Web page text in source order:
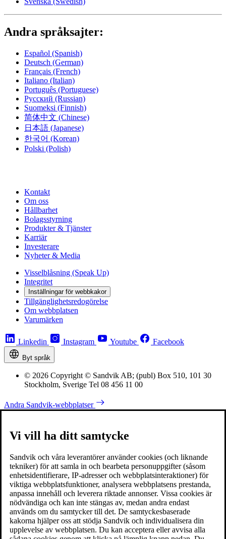
Andra språksajter:
Español (Spanish)
Deutsch (German)
Français (French)
Italiano (Italian)
Português (Portuguese)
Русский (Russian)
Suomeksi (Finnish)
简体中文 (Chinese)
日本語 (Japanese)
한국어 (Korean)
Polski (Polish)
Kontakt
Om oss
Hållbarhet
Bolagsstyrning
Produkter & Tjänster
Karriär
Investerare
Nyheter & Media
Visselblåsning (Speak Up)
Integritet
Inställningar för webbkakor
Tillgänglighetsredogörelse
Om webbplatsen
Varumärken
Linkedin Instagram Youtube Facebook
Byt språk
© 2026 Copyright © Sandvik AB; (publ) Box 510, 101 30
Stockholm, Sverige Tel 08 456 11 00
Andra Sandvik-webbplatser
Vi vill ha ditt samtycke
Sandvik och våra leverantörer använder cookies (och liknande
tekniker) för att samla in och bearbeta personuppgifter (såsom
enhetsidentifierare, IP-adresser och webbplatsinteraktioner) för
viktiga webbplatsfunktioner, analysera webbplatsens prestanda,
anpassa innehåll och leverera riktade annonser. Vissa cookies är
nödvändiga och kan inte stängas av, medan andra endast
används om du samtycker till det. De samtyckesbaserade
kakorna hjälper oss att stödja Sandvik och individualisera din
upplevelse av webbplatsen. Du kan acceptera eller avvisa alla